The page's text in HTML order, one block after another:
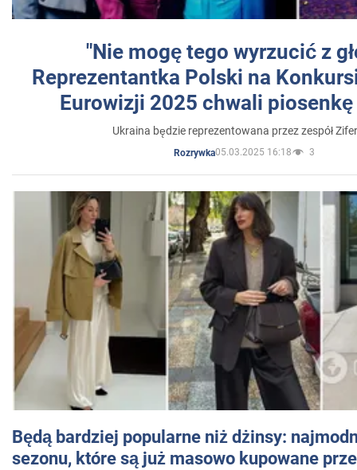
"Nie mogę tego wyrzucić z
Reprezentantka Polski na
Eurowizji 2025 chwali
Ukraina będzie reprezentowana przez zespół
Rozrywka05.03.2025 16:18 3
Będą bardziej popularne niż dżinsy:
sezonu, które są już masowo kupowane